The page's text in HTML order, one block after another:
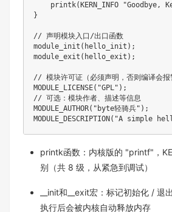
printk(KERN_INFO "Goodbye,
}
// 声明模块入口/出口函数
module_init(hello_init);
module_exit(hello_exit);
// 模块许可证（必须声明，否则编译会报
MODULE_LICENSE("GPL");
// 可选：模块作者、描述等信息
MODULE_AUTHOR("byte轻骑兵");
MODULE_DESCRIPTION("A
printk函数：内核版的 "printf"，
别（共 8 级，从紧急到调试）​
__init和__exit宏：标记初始化 / 退
执行后会被内核自动释放内存​